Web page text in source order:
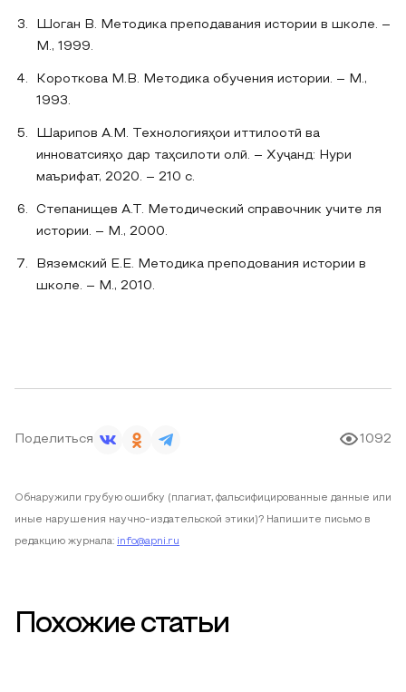
Шоган В. Методика преподавания истории в школе. –
М., 1999.
Короткова М.В. Методика обучения истории. – М.,
1993.
Шарипов А.М. Технологияҳои иттилоотӣ ва
инноватсияҳо дар таҳсилоти олӣ. – Хуҷанд: Нури
маърифат, 2020. – 210 с.
Степанищев А.Т. Методический справочник учите ля
истории. – М., 2000.
Вяземский Е.Е. Методика преподования истории в
школе. – М., 2010.
Поделиться 1092
Обнаружили грубую ошибку (плагиат, фальсифицированные данные или
иные нарушения научно-издательской этики)? Напишите письмо в
редакцию журнала: info@apni.ru
Похожие статьи